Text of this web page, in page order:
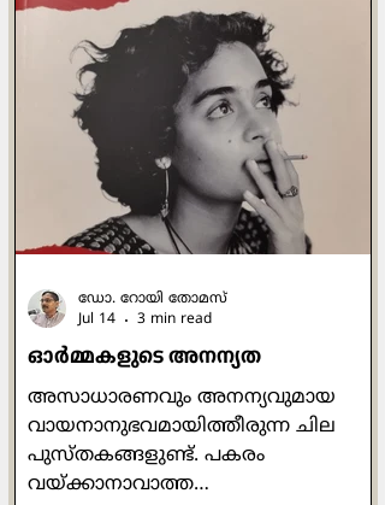
കഴിയുന്ന ഉന്നത സ്ഥലമാണ് ആ
വാക്കുകള്‍. എന്തെങ്കിലുമൊക്കെ
ചെയ്തു പൂര്‍ത്തിയാക്കുക,
നേടിയെടുക്കുക, സമ്പാദിക്കുക,
അവശേഷിപ്പിക്കുക എന്നിവയൊക്കെ
മനുഷ്യ സഹജമായ അടിസ്ഥാന
ചോദനയാണ്. മാനുഷികമായി
നോക്കുമ്പോള്‍ എന്താണ് ഈശോ
നേടിയത
ഓര്‍മ്മകളുടെ അനന്യത
അസാധാരണവും അനന്യവുമായ
വായനാനുഭവമായിത്തീരുന്ന ചില
പുസ്തകങ്ങളുണ്ട്. പകരം
വയ്ക്കാനാവാത്ത
ഡോ. റോയി തോമസ്
Jul 14
3 min read